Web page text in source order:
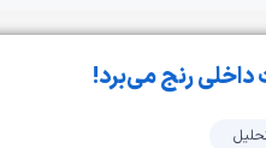
داخلی رنج می‌برد!